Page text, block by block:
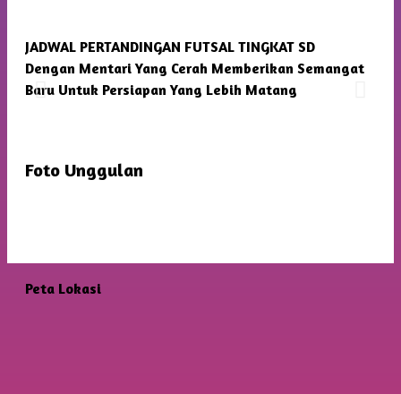
JADWAL PERTANDINGAN FUTSAL TINGKAT SD
Dengan Mentari Yang Cerah Memberikan Semangat
Baru Untuk Persiapan Yang Lebih Matang
Foto Unggulan
Peta Lokasi